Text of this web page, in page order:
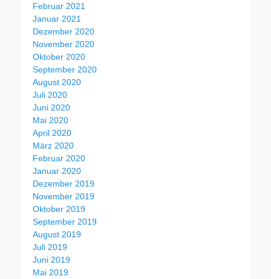
Februar 2021
Januar 2021
Dezember 2020
November 2020
Oktober 2020
September 2020
August 2020
Juli 2020
Juni 2020
Mai 2020
April 2020
März 2020
Februar 2020
Januar 2020
Dezember 2019
November 2019
Oktober 2019
September 2019
August 2019
Juli 2019
Juni 2019
Mai 2019